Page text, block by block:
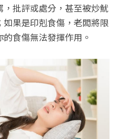
批評或處分，甚至被炒魷
如果是印剋食傷，老闆將限
食傷無法發揮作用。